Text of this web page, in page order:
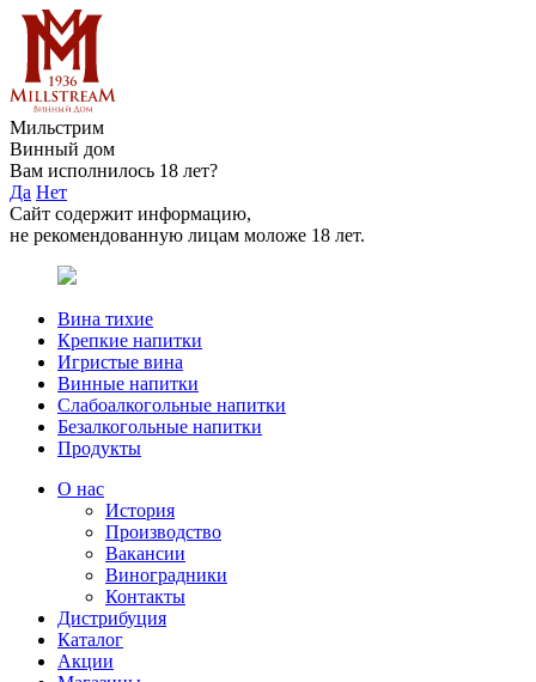
Мильстрим
Винный дом
Вам исполнилось 18 лет?
Да Нет
Сайт содержит информацию,
не рекомендованную лицам моложе 18 лет.
Вина тихие
Крепкие напитки
Игристые вина
Винные напитки
Слабоалкогольные напитки
Безалкогольные напитки
Продукты
О нас
История
Производство
Вакансии
Виноградники
Контакты
Дистрибуция
Каталог
Акции